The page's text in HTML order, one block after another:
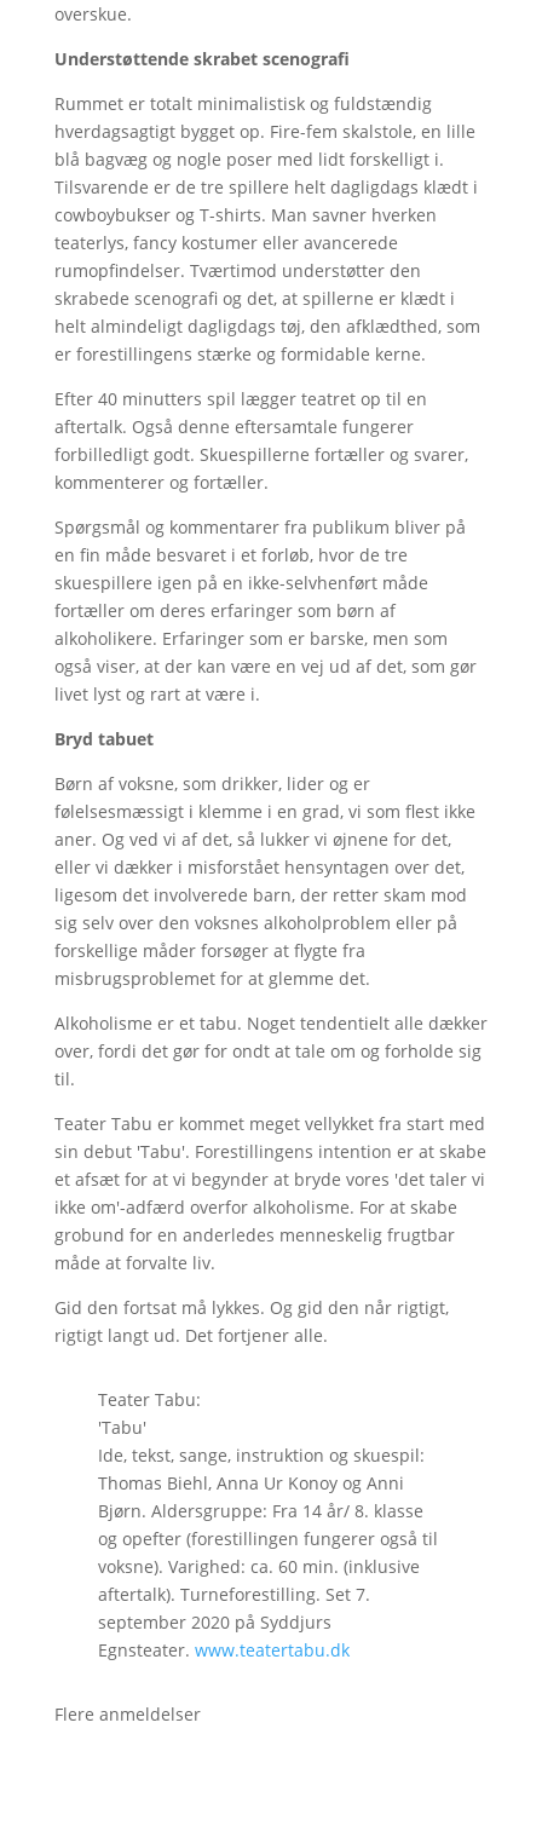
overskue.
Understøttende skrabet scenografi
Rummet er totalt minimalistisk og fuldstændig
hverdagsagtigt bygget op. Fire-fem skalstole, en lille
blå bagvæg og nogle poser med lidt forskelligt i.
Tilsvarende er de tre spillere helt dagligdags klædt i
cowboybukser og T-shirts. Man savner hverken
teaterlys, fancy kostumer eller avancerede
rumopfindelser. Tværtimod understøtter den
skrabede scenografi og det, at spillerne er klædt i
helt almindeligt dagligdags tøj, den afklædthed, som
er forestillingens stærke og formidable kerne.
Efter 40 minutters spil lægger teatret op til en
aftertalk. Også denne eftersamtale fungerer
forbilledligt godt. Skuespillerne fortæller og svarer,
kommenterer og fortæller.
Spørgsmål og kommentarer fra publikum bliver på
en fin måde besvaret i et forløb, hvor de tre
skuespillere igen på en ikke-selvhenført måde
fortæller om deres erfaringer som børn af
alkoholikere. Erfaringer som er barske, men som
også viser, at der kan være en vej ud af det, som gør
livet lyst og rart at være i.
Bryd tabuet
Børn af voksne, som drikker, lider og er
følelsesmæssigt i klemme i en grad, vi som flest ikke
aner. Og ved vi af det, så lukker vi øjnene for det,
eller vi dækker i misforstået hensyntagen over det,
ligesom det involverede barn, der retter skam mod
sig selv over den voksnes alkoholproblem eller på
forskellige måder forsøger at flygte fra
misbrugsproblemet for at glemme det.
Alkoholisme er et tabu. Noget tendentielt alle dækker
over, fordi det gør for ondt at tale om og forholde sig
til.
Teater Tabu er kommet meget vellykket fra start med
sin debut 'Tabu'. Forestillingens intention er at skabe
et afsæt for at vi begynder at bryde vores 'det taler vi
ikke om'-adfærd overfor alkoholisme. For at skabe
grobund for en anderledes menneskelig frugtbar
måde at forvalte liv.
Gid den fortsat må lykkes. Og gid den når rigtigt,
rigtigt langt ud. Det fortjener alle.
Teater Tabu:
'Tabu'
Ide, tekst, sange, instruktion og skuespil:
Thomas Biehl, Anna Ur Konoy og Anni
Bjørn. Aldersgruppe: Fra 14 år/ 8. klasse
og opefter (forestillingen fungerer også til
voksne). Varighed: ca. 60 min. (inklusive
aftertalk). Turneforestilling. Set 7.
september 2020 på Syddjurs
Egnsteater. www.teatertabu.dk
Flere anmeldelser